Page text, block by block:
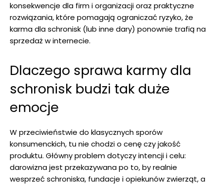
konsekwencje dla firm i organizacji oraz praktyczne
rozwiązania, które pomagają ograniczać ryzyko, że
karma dla schronisk (lub inne dary) ponownie trafią na
sprzedaż w internecie.
Dlaczego sprawa karmy dla
schronisk budzi tak duże
emocje
W przeciwieństwie do klasycznych sporów
konsumenckich, tu nie chodzi o cenę czy jakość
produktu. Główny problem dotyczy intencji i celu:
darowizna jest przekazywana po to, by realnie
wesprzeć schroniska, fundacje i opiekunów zwierząt, a